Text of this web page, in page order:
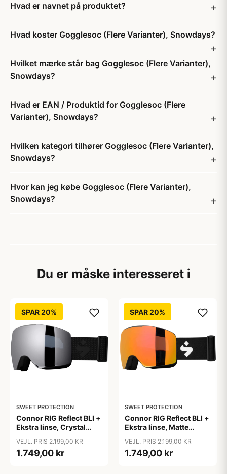
Hvad er navnet på produktet?
Hvad koster Gogglesoc (Flere Varianter), Snowdays?
Hvilket mærke står bag Gogglesoc (Flere Varianter),
Snowdays?
Hvad er EAN / Produktid for Gogglesoc (Flere
Varianter), Snowdays?
Hvilken kategori tilhører Gogglesoc (Flere Varianter),
Snowdays?
Hvor kan jeg købe Gogglesoc (Flere Varianter),
Snowdays?
Du er måske interesseret i
SPAR 20%
SWEET PROTECTION
Connor RIG Reflect BLI +
Ekstra linse, Crystal
VEJL. PRIS 2.199,00 KR
1.749,00 kr
SPAR 20%
SWEET PROTECTION
Connor RIG Reflect BLI +
Ekstra linse, Matte
VEJL. PRIS 2.199,00 KR
1.749,00 kr